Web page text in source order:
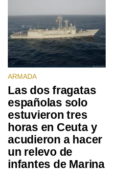
ARMADA
Las dos fragatas
españolas solo
estuvieron tres
horas en Ceuta y
acudieron a hacer
un relevo de
infantes de Marina